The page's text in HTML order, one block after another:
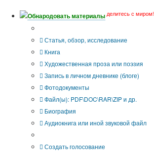
Обнародовать материалы делитесь с миром!
Статья, обзор, исследование
Книга
Художественная проза или поэзия
Запись в личном дневнике (блоге)
Фотодокументы
Файл(ы): PDF\DOC\RAR\ZIP и др.
Биография
Аудиокнига или иной звуковой файл
Создать голосование